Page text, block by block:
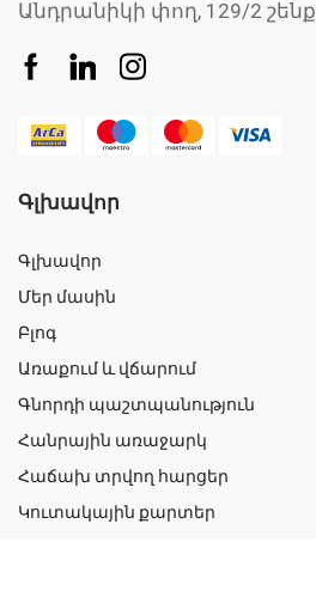
Անդրանիկի փող, 129/2 շենք
Գլխավոր
Գլխավոր
Մեր մասին
Բլոգ
Առաքում և վճարում
Գնորդի պաշտպանություն
Հանրային առաջարկ
Հաճախ տրվող հարցեր
Կուտակային քարտեր